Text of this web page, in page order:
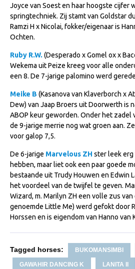
WBSFH
Dekhengsten
HENGSTEN ONLINE
Hengstenselectie
Informatie Hengstenkeuring
AANMELDEN
ZADEL 2026
Verrichtingsonderzoek NRPS
Verrichtingsonderzoek 2025-
Verrichtingsonderzoek 2024-
Verrichtingsonderzoek 2023-
Verrichtingsonderzoek 2022-
Verrichtingsonderzoek 2021-
Verrichtingsonderzoek 2019-
Joyce van Soest en haar hoogste cijfer
springtechniek. Zij stamt van Goldstar
Ramzi H x Nicolai, fokker/eigenaar is
Ochten.
Ruby R.W. (Desperado x Gomel ox x
Wekema uit Peize kreeg voor alle
een 8. De 7-jarige palomino werd
Meike B (Kasanova van Klaverborch x
Dew) van Jaap Broers uit Doorwerth is
ABOP keur geworden. Onder het zadel
de 9-jarige merrie nog wat groen aan.
voor galop 7,5.
De 6-jarige Marvelous ZH ster leek erg
hebben, maar liet ook een paar goede
bestaande uit Trudy Houwen en Edwin
het voordeel van de twijfel te geven.
Wizard, m. Marilyn ZH een volle zus
genoemde Little Me) werd gefokt door
Horssen en is eigendom van Hanno van
Tagged horses: BUKOMANSIMBI
GAWAHIR DANCING K LANITA II